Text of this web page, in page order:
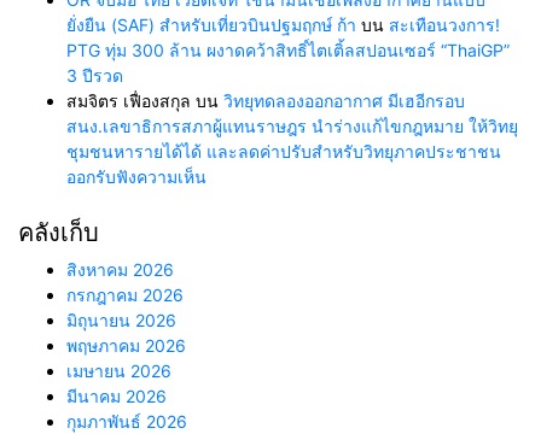
ยั่งยืน (SAF) สำหรับเที่ยวบินปฐมฤกษ์ ก้า บน สะเทือนวงการ!
PTG ทุ่ม 300 ล้าน ผงาดคว้าสิทธิ์ไตเติ้ลสปอนเซอร์ “ThaiGP”
3 ปีรวด
สมจิตร เฟื่องสกุล บน วิทยุทดลองออกอากาศ มีเฮอีกรอบ
สนง.เลขาธิการสภาผู้แทนราษฎร นำร่างแก้ไขกฎหมาย ให้วิทยุ
ชุมชนหารายได้ได้ และลดค่าปรับสำหรับวิทยุภาคประชาชน
ออกรับฟังความเห็น
คลังเก็บ
สิงหาคม 2026
กรกฎาคม 2026
มิถุนายน 2026
พฤษภาคม 2026
เมษายน 2026
มีนาคม 2026
กุมภาพันธ์ 2026